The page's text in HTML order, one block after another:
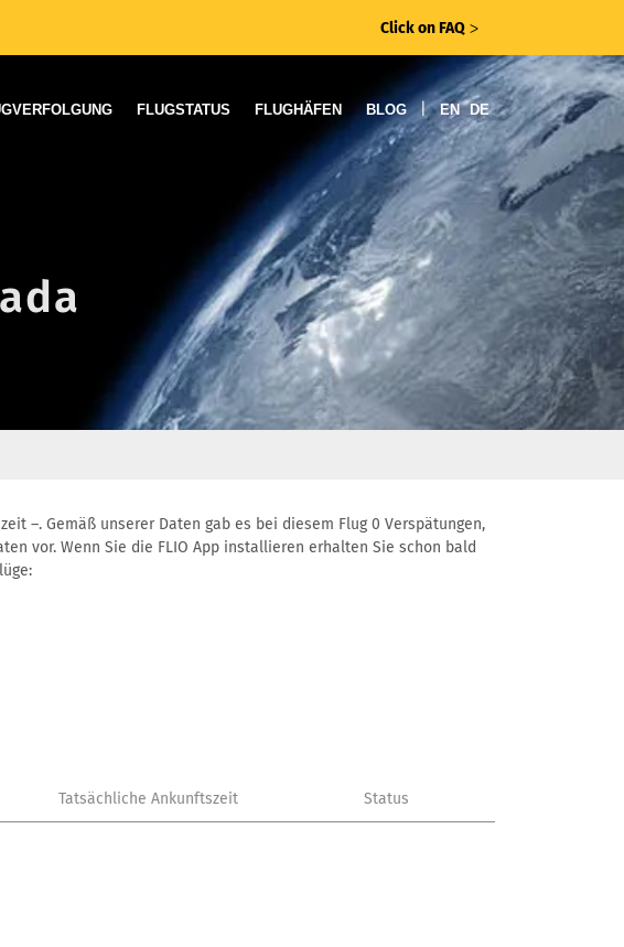
Click on FAQ ᐳ
FLUGSTATUS FLUGHÄFEN BLOG | EN DE
–. Gemäß unserer Daten gab es bei diesem Flug 0 Verspätungen,
vor. Wenn Sie die FLIO App installieren erhalten Sie schon bald
Tatsächliche Ankunftszeit Status